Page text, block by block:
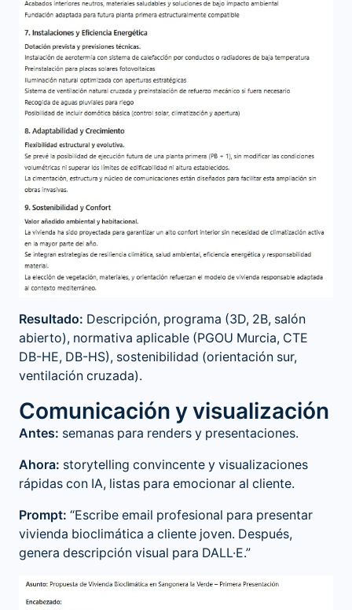
Resultado: Descripción, programa (3D, 2B, salón
abierto), normativa aplicable (PGOU Murcia, CTE
DB-HE, DB-HS), sostenibilidad (orientación sur,
ventilación cruzada).
Comunicación y visualización
Antes: semanas para renders y presentaciones.
Ahora: storytelling convincente y visualizaciones
rápidas con IA, listas para emocionar al cliente.
Prompt: “Escribe email profesional para presentar
vivienda bioclimática a cliente joven. Después,
genera descripción visual para DALL·E.”